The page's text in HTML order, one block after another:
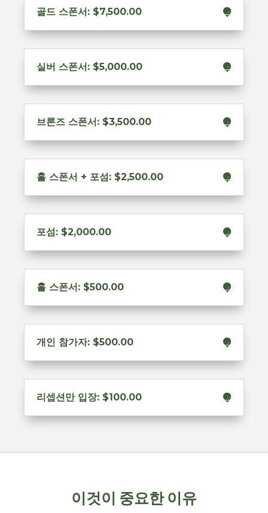
골드 스폰서: $7,500.00
실버 스폰서: $5,000.00
브론즈 스폰서: $3,500.00
홀 스폰서 + 포섬: $2,500.00
포섬: $2,000.00
홀 스폰서: $500.00
개인 참가자: $500.00
리셉션만 입장: $100.00
이것이 중요한 이유